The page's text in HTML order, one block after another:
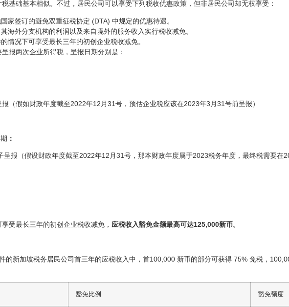
基础基本相似。不过，居民公司可以享受下列税收优惠政策，但非居民公司却无权享受：
家签订的避免双重征税协定 (DTA) 中规定的优惠待遇。
海外分支机构的利润以及来自境外的服务收入实行税收减免。
情况下可享受最长三年的初创企业税收减免。
报两次企业所得税，呈报日期分别是：
（假如财政年度截至2022年12月31号，预估企业税应该在2023年3月31号前呈报）
：
报（假设财政年度截至2022年12月31号，那本财政年度属于2023税务年度，最终税需要在
受最长三年的初创企业税收减免， 应税收入豁免金额最高可达125,000新币。
的新加坡税务居民公司首三年的应税收入中，首100,000 新币的部分可获得 75% 免税，
豁免比例 豁免额度